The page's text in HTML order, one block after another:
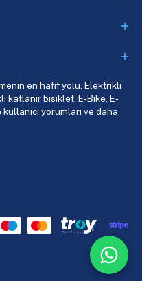
en hafif yolu. Elektrikli
katlanır bisiklet, E-Bike, E-
yorumları ve daha